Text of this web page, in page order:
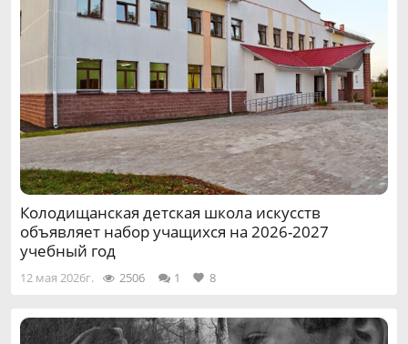
Колодищанская детская школа искусств
объявляет набор учащихся на 2026-2027
учебный год
12 мая 2026г. 2506 1 8